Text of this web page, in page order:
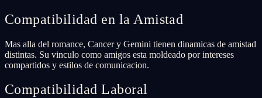
Compatibilidad en la Amistad
Mas alla del romance, Cancer y Gemini tienen dinamicas de amistad
distintas. Su vinculo como amigos esta moldeado por intereses
compartidos y estilos de comunicacion.
Compatibilidad Laboral